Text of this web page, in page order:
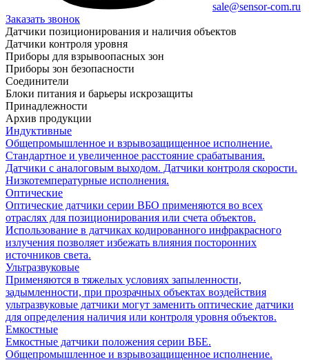
sale@sensor-com.ru
Заказать звонок
Датчики позиционирования и наличия объектов
Датчики контроля уровня
Приборы для взрывоопасных зон
Приборы зон безопасности
Соединители
Блоки питания и барьеры искрозащиты
Принадлежности
Архив продукции
Индуктивные
Общепромышленное и взрывозащищенное исполнение.
Стандартное и увеличенное расстояние срабатывания.
Датчики с аналоговым выходом. Датчики контроля скорости.
Низкотемпературные исполнения.
Оптические
Оптические датчики серии ВБО применяются во всех
отраслях для позиционирования или счета объектов.
Использование в датчиках кодированного инфракрасного
излучения позволяет избежать влияния посторонних
источников света.
Ультразвуковые
Применяются в тяжелых условиях запыленности,
задымленности, при прозрачных объектах воздействия
ультразвуковые датчики могут заменить оптические датчики
для определения наличия или контроля уровня объектов.
Емкостные
Емкостные датчики положения серии ВБЕ.
Общепромышленное и взрывозащищенное исполнение.